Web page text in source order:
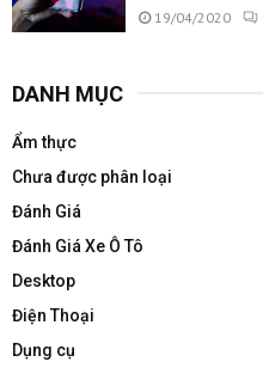
19/04/2020
DANH MỤC
Ẩm thực
Chưa được phân loại
Đánh Giá
Đánh Giá Xe Ô Tô
Desktop
Điện Thoại
Dụng cụ